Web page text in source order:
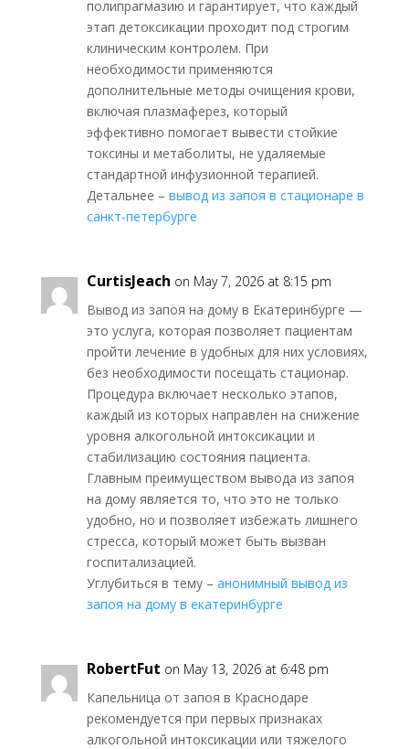
полипрагмазию и гарантирует, что каждый
этап детоксикации проходит под строгим
клиническим контролем. При
необходимости применяются
дополнительные методы очищения крови,
включая плазмаферез, который
эффективно помогает вывести стойкие
токсины и метаболиты, не удаляемые
стандартной инфузионной терапией.
Детальнее – вывод из запоя в стационаре в
санкт-петербурге
CurtisJeach on May 7, 2026 at 8:15 pm
Вывод из запоя на дому в Екатеринбурге —
это услуга, которая позволяет пациентам
пройти лечение в удобных для них условиях,
без необходимости посещать стационар.
Процедура включает несколько этапов,
каждый из которых направлен на снижение
уровня алкогольной интоксикации и
стабилизацию состояния пациента.
Главным преимуществом вывода из запоя
на дому является то, что это не только
удобно, но и позволяет избежать лишнего
стресса, который может быть вызван
госпитализацией.
Углубиться в тему – анонимный вывод из
запоя на дому в екатеринбурге
RobertFut on May 13, 2026 at 6:48 pm
Капельница от запоя в Краснодаре
рекомендуется при первых признаках
алкогольной интоксикации или тяжелого